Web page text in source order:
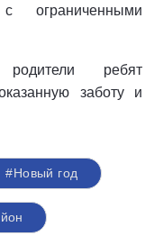
ограниченными
ребят
заботу и
#Новый год